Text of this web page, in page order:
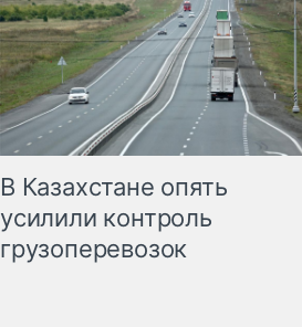
В Казахстане опять
усилили контроль
грузоперевозок